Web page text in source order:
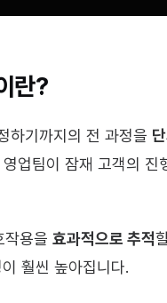
란?
하기까지의 전 과정을
업팀이 잠재 고객의 진
작용을 효과적으로 추적
훨씬 높아집니다.